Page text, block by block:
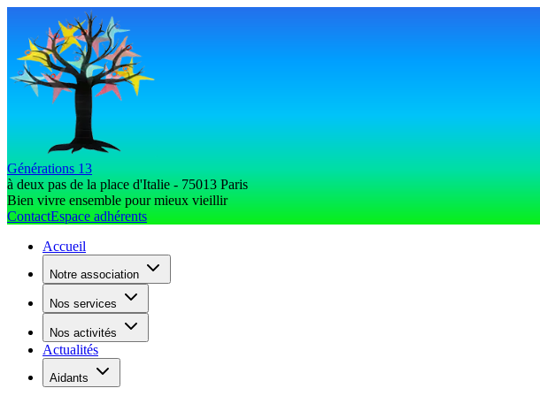
Générations 13
à deux pas de la place d'Italie - 75013 Paris
Bien vivre ensemble pour mieux vieillir
ContactEspace adhérents
Accueil
Notre association
Nos services
Nos activités
Actualités
Aidants